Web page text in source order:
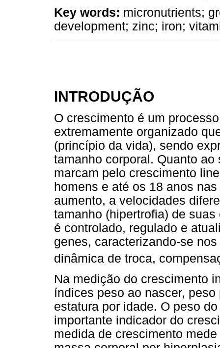
Key words: micronutrients;
development; zinc; iron;
INTRODUÇÃO
O crescimento é um
extremamente organizado
(princípio da vida), sendo
tamanho corporal. Quanto
marcam pelo crescimento
homens e até os 18 anos
aumento, a velocidades
tamanho (hipertrofia) de
é controlado, regulado e
genes, caracterizando-se
dinâmica de troca,
Na medição do crescimento
índices peso ao nascer,
estatura por idade. O peso
importante indicador do
medida de crescimento